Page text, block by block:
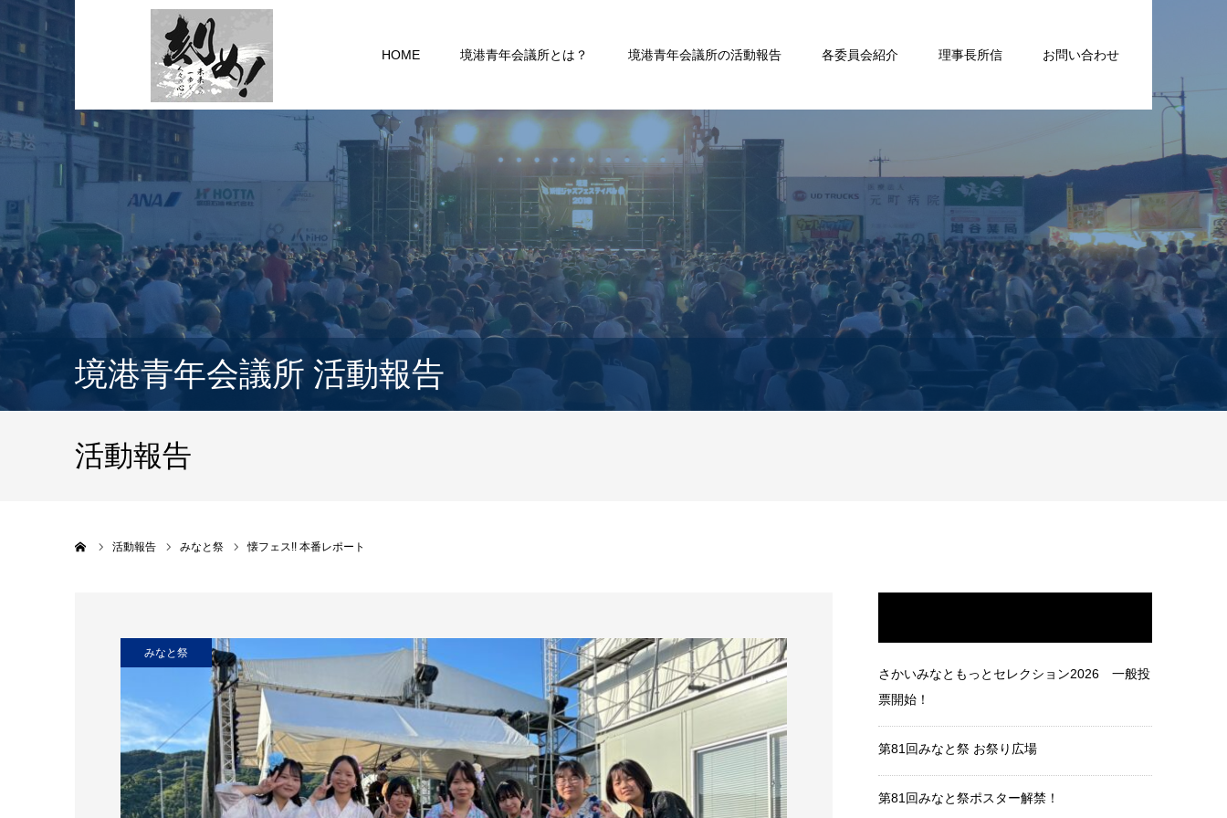
HOME 境港青年会議所とは？ 境港青年会議所の活動報告 各委員会紹介 理事長所信 お問い合わせ
境港青年会議所 活動報告
活動報告
活動報告 みなと祭 懐フェス!! 本番レポート
みなと祭
さかいみなともっとセレクション2026 一般投
票開始！
第81回みなと祭 お祭り広場
第81回みなと祭ポスター解禁！